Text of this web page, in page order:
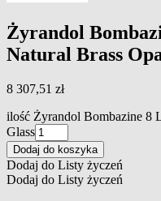
Żyrandol
Natural Brass
8 307,51 zł
ilość Żyrandol Bombazine 8
Glass
Dodaj do koszyka
Dodaj do Listy życzeń
Dodaj do Listy życzeń